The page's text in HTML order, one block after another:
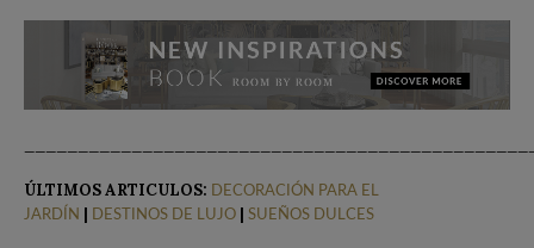
ÚLTIMOS ARTICULOS: DECORACIÓN PARA EL
JARDÍN | DESTINOS DE LUJO | SUEÑOS DULCES